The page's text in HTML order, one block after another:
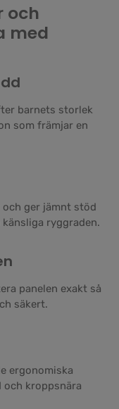
och
med
barnets storlek
som främjar en
ger jämnt stöd
ryggraden.
panelen exakt så
säkert.
ergonomiska
kroppsnära